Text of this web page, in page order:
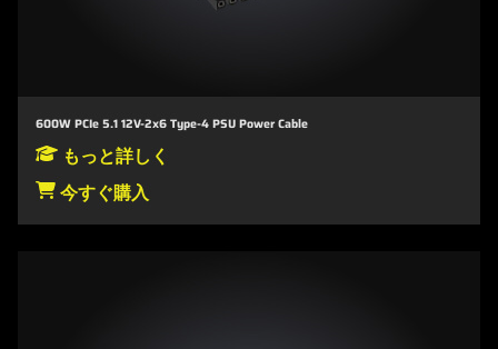
600W PCIe 5.1 12V-2x6 Type-4 PSU Power Cable
もっと詳しく
今すぐ購入